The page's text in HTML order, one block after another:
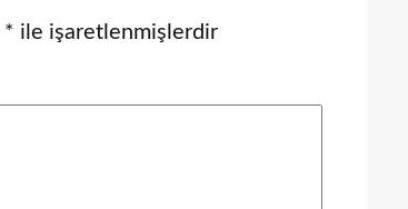
* ile işaretlenmişlerdir